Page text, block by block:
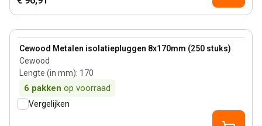
Cewood Metalen isolatiepluggen 8x170mm (250 stuks)
Cewood
Lengte (in mm): 170
6 pakken op voorraad
View product
Vergelijken